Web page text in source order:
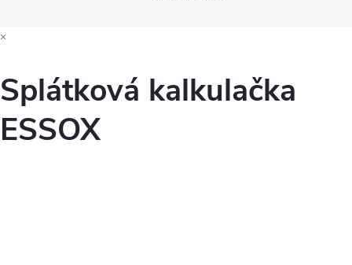
×
Splátková kalkulačka
ESSOX